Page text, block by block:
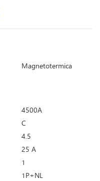
Magnetotermica
4500A
C
4.5
25 A
1
1P+NL